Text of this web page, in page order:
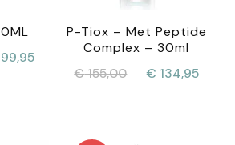
99,95
Huidige
P-Tiox – Met Peptide
Complex – 30ml
€155,00
Oorspronkelijke
€ 134,95